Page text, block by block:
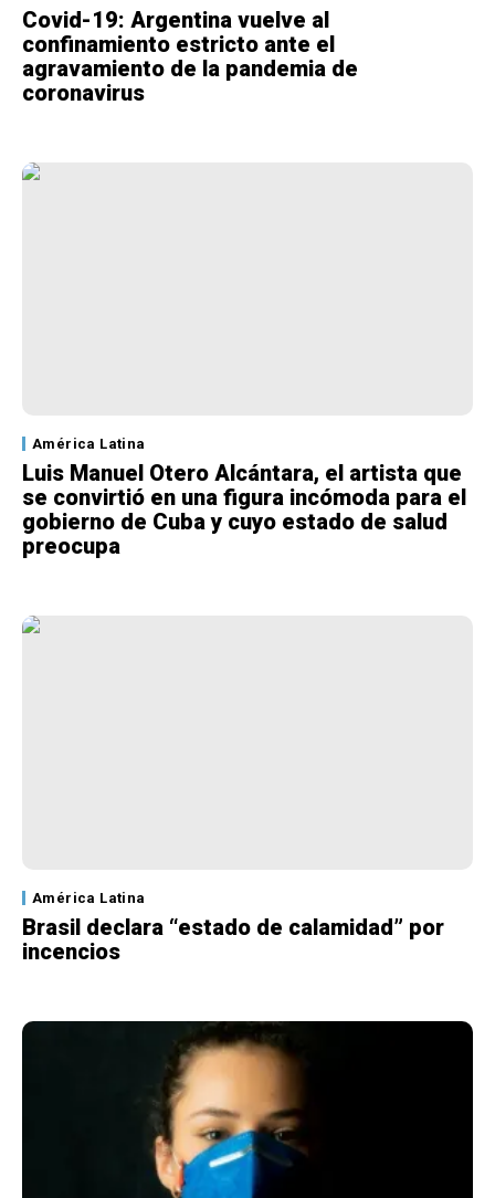
Covid-19: Argentina vuelve al
confinamiento estricto ante el
agravamiento de la pandemia de
coronavirus
América Latina
Luis Manuel Otero Alcántara, el artista que
se convirtió en una figura incómoda para el
gobierno de Cuba y cuyo estado de salud
preocupa
América Latina
Brasil declara “estado de calamidad” por
incencios